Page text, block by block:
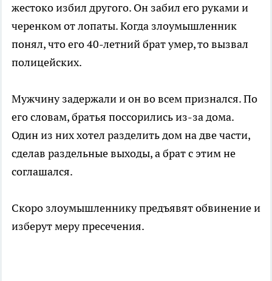
жестоко избил другого. Он забил его руками и
черенком от лопаты. Когда злоумышленник
понял, что его 40-летний брат умер, то вызвал
полицейских.
Мужчину задержали и он во всем признался. По
его словам, братья поссорились из-за дома.
Один из них хотел разделить дом на две части,
сделав раздельные выходы, а брат с этим не
соглашался.
Скоро злоумышленнику предъявят обвинение и
изберут меру пресечения.